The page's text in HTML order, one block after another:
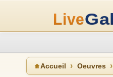
Accueil Oeuvres